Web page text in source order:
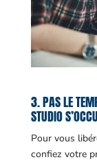
3. PAS LE
STUDIO
Pour vous
confiez votre